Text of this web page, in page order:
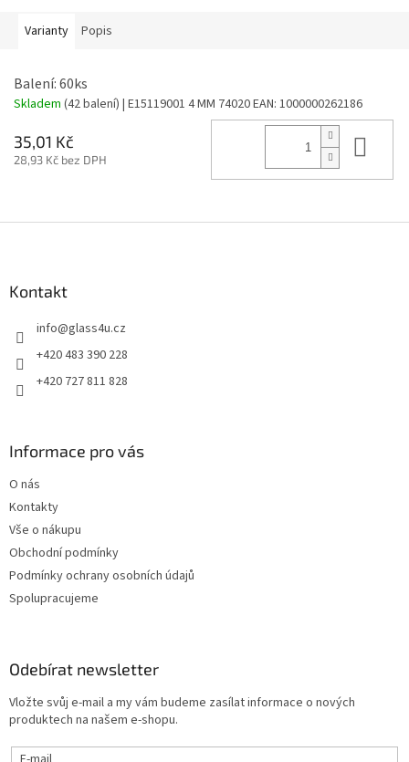
Varianty Popis
Balení: 60ks
Skladem (42 balení) | E15119001 4 MM 74020EAN: 1000000262186
35,01 Kč
28,93 Kč bez DPH
Kontakt
info@glass4u.cz
+420 483 390 228
+420 727 811 828
Informace pro vás
O nás
Kontakty
Vše o nákupu
Obchodní podmínky
Podmínky ochrany osobních údajů
Spolupracujeme
Odebírat newsletter
Vložte svůj e-mail a my vám budeme zasílat informace o nových
produktech na našem e-shopu.